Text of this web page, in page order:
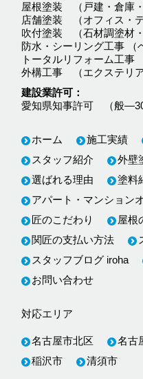
屋根塗装 （戸建・倉庫・
店舗塗装 （オフィス・テ
吹付塗装 （石材調塗材・
防水・シーリング工事 （
トータルリフォーム工事
外構工事 （エクステリア
建設業許可
愛知県知事許可 （般
ホーム 施工実績
スタッフ紹介
外壁
選ばれる理由
塗料
アパート・マンション
匠のこだわり
屋根
関匠の支払い方法
スタッフブログ iroha
お問い合わせ
対応エリア
名古屋市北区 名古
稲沢市
清須市